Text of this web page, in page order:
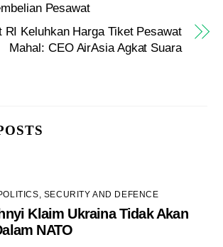
Pesawat
RI Keluhkan Harga Tiket Pesawat
Mahal: CEO AirAsia Agkat Suara
, SECURITY AND DEFENCE
Klaim Ukraina Tidak Akan
NATO